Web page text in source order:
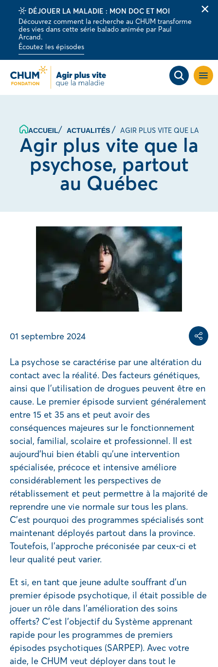
DÉJOUER LA MALADIE : MON DOC ET MOI
Découvrez comment la recherche au CHUM transforme
des vies dans cette série balado animée par Paul
Arcand.
Écoutez les épisodes
la
ACCUEIL ACTUALITÉS AGIR PLUS VITE QUE LA
Agir plus vite que la
psychose, partout
au Québec
01 septembre 2024
La psychose se caractérise par une altération du
contact avec la réalité. Des facteurs génétiques,
ainsi que l’utilisation de drogues peuvent être en
cause. Le premier épisode survient généralement
entre 15 et 35 ans et peut avoir des
conséquences majeures sur le fonctionnement
social, familial, scolaire et professionnel. Il est
aujourd’hui bien établi qu’une intervention
spécialisée, précoce et intensive améliore
considérablement les perspectives de
rétablissement et peut permettre à la majorité de
reprendre une vie normale sur tous les plans.
C’est pourquoi des programmes spécialisés sont
maintenant déployés partout dans la province.
Toutefois, l’approche préconisée par ceux-ci et
leur qualité peut varier.
Et si, en tant que jeune adulte souffrant d’un
premier épisode psychotique, il était possible de
jouer un rôle dans l’amélioration des soins
offerts? C’est l’objectif du Système apprenant
rapide pour les programmes de premiers
épisodes psychotiques (SARPEP). Avec votre
aide, le CHUM veut déployer dans tout le